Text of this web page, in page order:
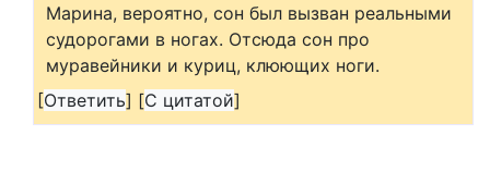
Марина, вероятно, сон был вызван реальными
судорогами в ногах. Отсюда сон про
муравейники и куриц, клюющих ноги.
[Ответить] [С цитатой]